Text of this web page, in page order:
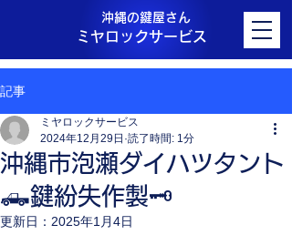
ミヤロックサービス
沖縄の鍵屋さん
記事
沖縄市泡瀬ダイハツタント
🛻鍵紛失作製🗝️
ミヤロックサービス
2024年12月29日 読了時間: 1分
更新日： 2025年1月4日